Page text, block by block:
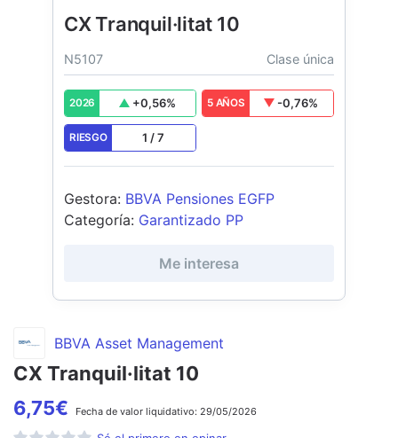
BBVA Asset Management
CX Tranquil·litat 10
6,75€ Fecha de valor liquidativo: 29/05/2026
CX Tranquil·litat 10
N5107 Clase única
2026 +0,56% 5 AÑOS -0,76%
RIESGO 1 /7
Gestora: BBVA Pensiones EGFP
Categoría: Garantizado PP
Me interesa